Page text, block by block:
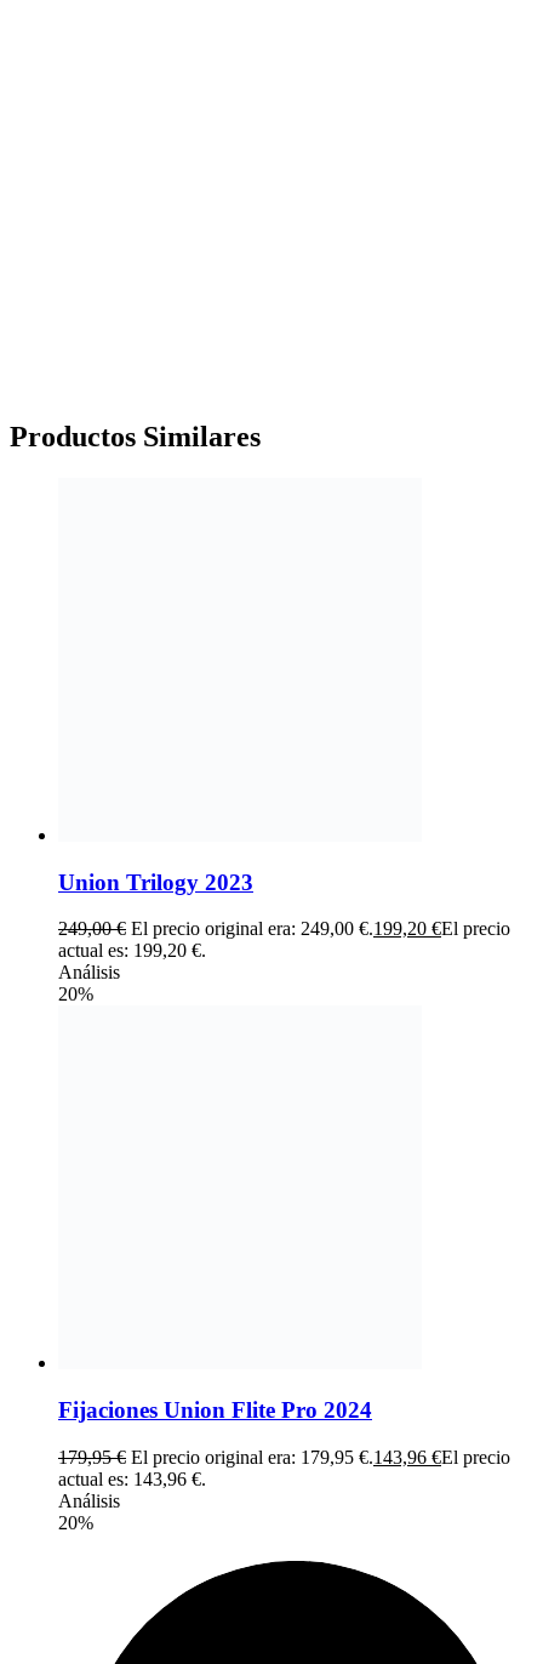
Productos Similares
Union Trilogy 2023
249,00€ El precio original era: 249,00 €.199,20 €El precio
actual es: 199,20 €.
Análisis
20%
Fijaciones Union Flite Pro 2024
179,95€ El precio original era: 179,95 €.143,96 €El precio
actual es: 143,96 €.
Análisis
20%